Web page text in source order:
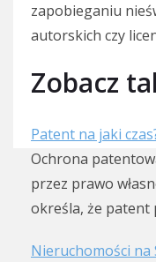
zapobieganiu
autorskich czy
Zobacz
Patent na jaki
Ochrona
przez prawo
określa, że patent
Nieruchomości na